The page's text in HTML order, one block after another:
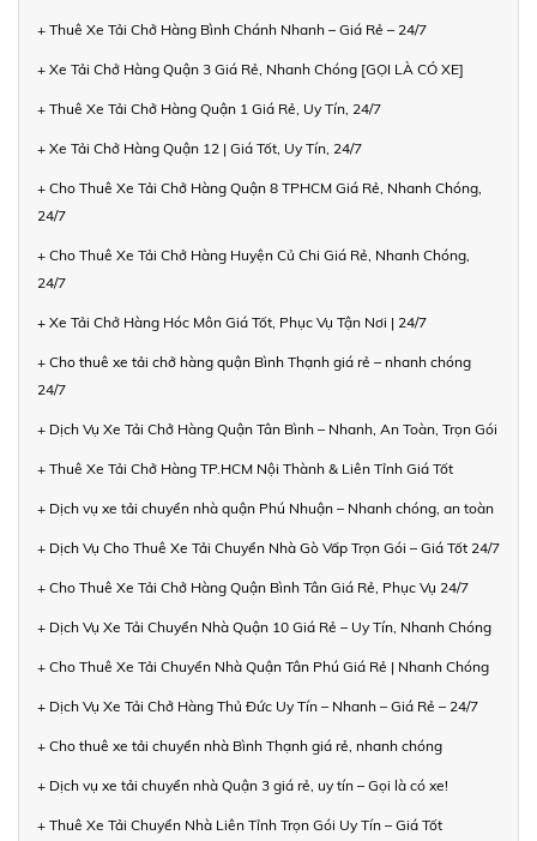
+ Thuê Xe Tải Chở Hàng Bình Chánh Nhanh – Giá Rẻ – 24/7
+ Xe Tải Chở Hàng Quận 3 Giá Rẻ, Nhanh Chóng [GỌI LÀ CÓ XE]
+ Thuê Xe Tải Chở Hàng Quận 1 Giá Rẻ, Uy Tín, 24/7
+ Xe Tải Chở Hàng Quận 12 | Giá Tốt, Uy Tín, 24/7
+ Cho Thuê Xe Tải Chở Hàng Quận 8 TPHCM Giá Rẻ, Nhanh Chóng,
24/7
+ Cho Thuê Xe Tải Chở Hàng Huyện Củ Chi Giá Rẻ, Nhanh Chóng,
24/7
+ Xe Tải Chở Hàng Hóc Môn Giá Tốt, Phục Vụ Tận Nơi | 24/7
+ Cho thuê xe tải chở hàng quận Bình Thạnh giá rẻ – nhanh chóng
24/7
+ Dịch Vụ Xe Tải Chở Hàng Quận Tân Bình – Nhanh, An Toàn, Trọn Gói
+ Thuê Xe Tải Chở Hàng TP.HCM Nội Thành & Liên Tỉnh Giá Tốt
+ Dịch vụ xe tải chuyển nhà quận Phú Nhuận – Nhanh chóng, an toàn
+ Dịch Vụ Cho Thuê Xe Tải Chuyển Nhà Gò Vấp Trọn Gói – Giá Tốt 24/7
+ Cho Thuê Xe Tải Chở Hàng Quận Bình Tân Giá Rẻ, Phục Vụ 24/7
+ Dịch Vụ Xe Tải Chuyển Nhà Quận 10 Giá Rẻ – Uy Tín, Nhanh Chóng
+ Cho Thuê Xe Tải Chuyển Nhà Quận Tân Phú Giá Rẻ | Nhanh Chóng
+ Dịch Vụ Xe Tải Chở Hàng Thủ Đức Uy Tín – Nhanh – Giá Rẻ – 24/7
+ Cho thuê xe tải chuyển nhà Bình Thạnh giá rẻ, nhanh chóng
+ Dịch vụ xe tải chuyển nhà Quận 3 giá rẻ, uy tín – Gọi là có xe!
+ Thuê Xe Tải Chuyển Nhà Liên Tỉnh Trọn Gói Uy Tín – Giá Tốt